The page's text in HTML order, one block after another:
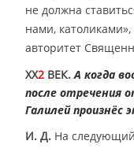
не должна
нами,
авторитет
XX2 ВЕК. А когда
после отречения
Галилей произнёс
И. Д. На